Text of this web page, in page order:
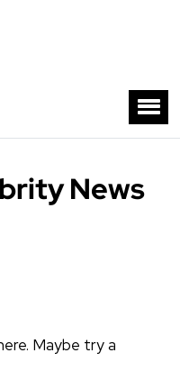
News
Maybe try a